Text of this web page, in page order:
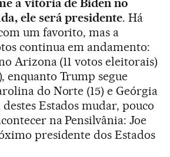
a vitória de Biden no
ele será presidente. Há
um favorito, mas a
continua em andamento:
Arizona (11 votos eleitorais)
enquanto Trump segue
do Norte (15) e Geórgia
destes Estados mudar, pouco
na Pensilvânia: Joe
presidente dos Estados